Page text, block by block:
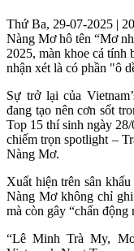
Thứ Ba, 29-07-2025 |
Nàng Mơ hô tên “Mơ
2025, màn khoe cá tính
nhận xét là có phần "ô
Sự trở lại của
đang tạo nên cơn sốt
Top 15 thí sinh ngày
chiếm trọn spotlight –
Nàng Mơ.
Xuất hiện trên sân
Nàng Mơ không chỉ
mà còn gây “chấn động
“Lê Minh Trà My,